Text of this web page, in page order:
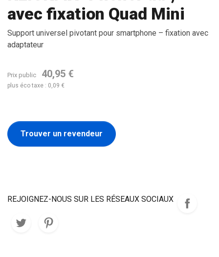
avec fixation Quad Mini
Support universel pivotant pour smartphone – fixation avec
adaptateur
Prix public 40,95 €
plus éco taxe : 0,09 €
Trouver un revendeur
REJOIGNEZ-NOUS SUR LES RÉSEAUX SOCIAUX